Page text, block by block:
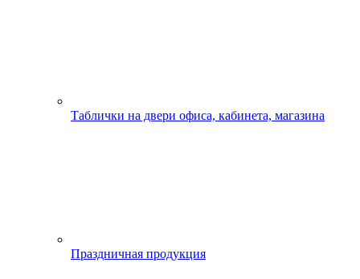
Таблички на двери офиса, кабинета, магазина
Праздничная продукция